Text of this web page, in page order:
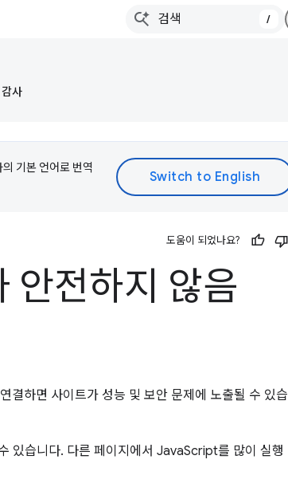
/
사
기본 언어로 번역
도움이 되었나요?
안전하지 않음
결하면 사이트가 성능 및 보안 문제에 노출될 수 있습
있습니다. 다른 페이지에서 JavaScript를 많이 실행